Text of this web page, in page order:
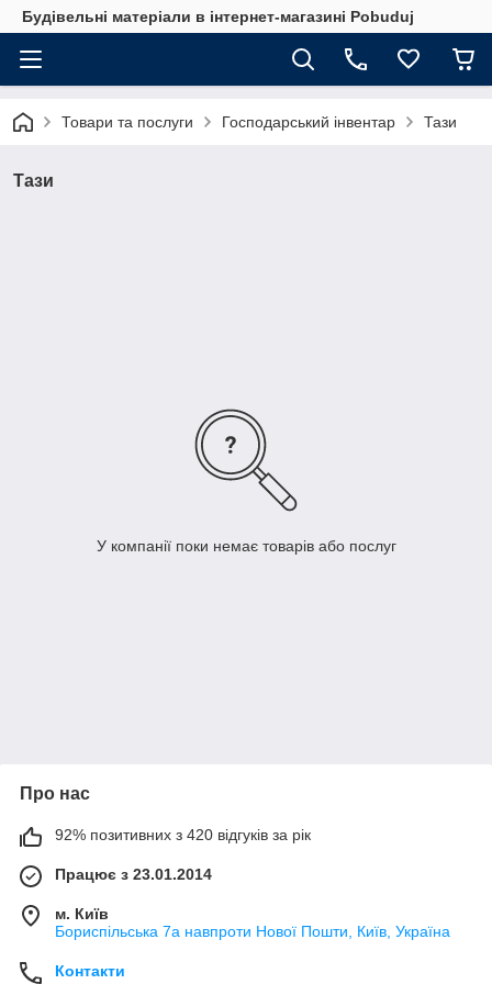
Будівельні матеріали в інтернет-магазині Pobuduj
Товари та послуги Господарський інвентар Тази
Тази
У компанії поки немає товарів або послуг
Про нас
92% позитивних з 420 відгуків за рік
Працює з 23.01.2014
м. Київ
Бориспільська 7а навпроти Нової Пошти, Київ, Україна
Контакти